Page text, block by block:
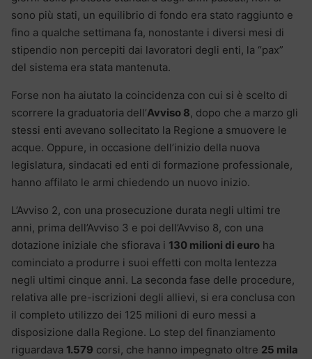
sono più stati, un equilibrio di fondo era stato raggiunto e
fino a qualche settimana fa, nonostante i diversi mesi di
stipendio non percepiti dai lavoratori degli enti, la “pax”
del sistema era stata mantenuta.
Forse non ha aiutato la coincidenza con cui si è scelto di
scorrere la graduatoria dell’Avviso 8, dopo che a marzo gli
stessi enti avevano sollecitato la Regione a smuovere le
acque. Oppure, in occasione dell’inizio della nuova
legislatura, sindacati ed enti di formazione professionale,
hanno affilato le armi chiedendo un nuovo inizio.
L’Avviso 2, con una prosecuzione durata negli ultimi tre
anni, prima dell’Avviso 3 e poi dell’Avviso 8, con una
dotazione iniziale che sfiorava i 130 milioni di euro ha
cominciato a produrre i suoi effetti con molta lentezza
negli ultimi cinque anni. La seconda fase delle procedure,
relativa alle pre-iscrizioni degli allievi, si era conclusa con
il completo utilizzo dei 125 milioni di euro messi a
disposizione dalla Regione. Lo step del finanziamento
riguardava 1.579 corsi, che hanno impegnato oltre 25 mila